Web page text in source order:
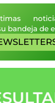
bandeja de